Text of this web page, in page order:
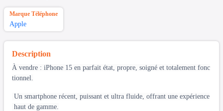
Marque Téléphone
Apple
Description
À vendre : iPhone 15 en parfait état, propre, soigné et totalement fonc
tionnel.
Un smartphone récent, puissant et ultra fluide, offrant une expérience
haut de gamme.